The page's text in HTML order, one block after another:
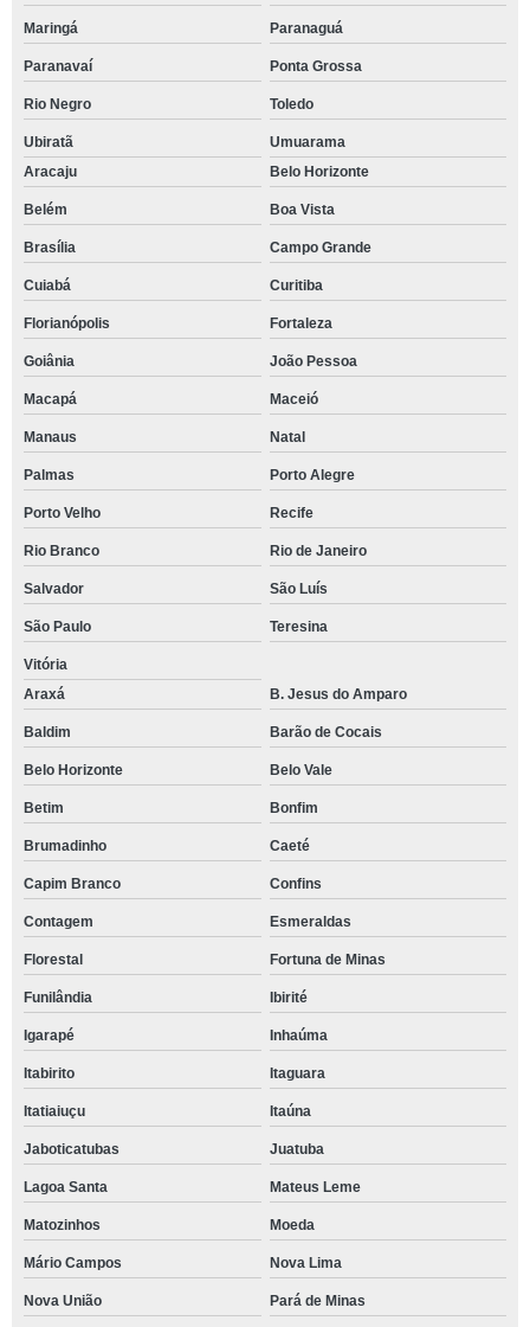
Maringá Paranaguá
Paranavaí Ponta Grossa
Rio Negro Toledo
Ubiratã
Umuarama
Aracaju
Belo Horizonte
Belém Boa Vista
Brasília Campo Grande
Cuiabá Curitiba
Florianópolis Fortaleza
Goiânia João Pessoa
Macapá Maceió
Manaus Natal
Palmas Porto Alegre
Porto Velho Recife
Rio Branco Rio de Janeiro
Salvador São Luís
São Paulo Teresina
Vitória
Araxá
B. Jesus do Amparo
Baldim Barão de Cocais
Belo Horizonte Belo Vale
Betim Bonfim
Brumadinho Caeté
Capim Branco Confins
Contagem Esmeraldas
Florestal Fortuna de Minas
Funilândia Ibirité
Igarapé Inhaúma
Itabirito Itaguara
Itatiaiuçu Itaúna
Jaboticatubas Juatuba
Lagoa Santa Mateus Leme
Matozinhos Moeda
Mário Campos Nova Lima
Nova União Pará de Minas